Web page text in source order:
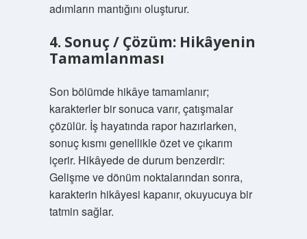
adımların mantığını oluşturur.
4. Sonuç / Çözüm: Hikâyenin
Tamamlanması
Son bölümde hikâye tamamlanır;
karakterler bir sonuca varır, çatışmalar
çözülür. İş hayatında rapor hazırlarken,
sonuç kısmı genellikle özet ve çıkarım
içerir. Hikâyede de durum benzerdir:
Gelişme ve dönüm noktalarından sonra,
karakterin hikâyesi kapanır, okuyucuya bir
tatmin sağlar.